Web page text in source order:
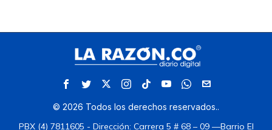
© 2026 Todos los derechos reservados..
PBX (4) 7811605 - Dirección: Carrera 5 # 68 – 09 —Barrio El